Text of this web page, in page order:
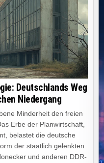
Deutschlands Weg
Niedergang
Minderheit den freien
Erbe der Planwirtschaft,
belastet die deutsche
der staatlich gelenkten
und anderen DDR-